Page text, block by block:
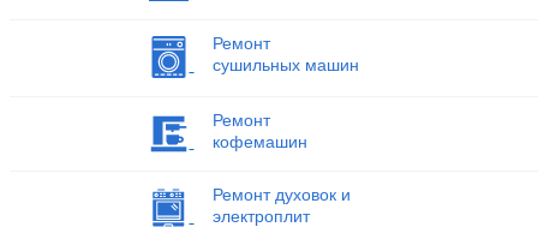
Ремонт
сушильных машин
Ремонт
кофемашин
Ремонт духовок и
электроплит